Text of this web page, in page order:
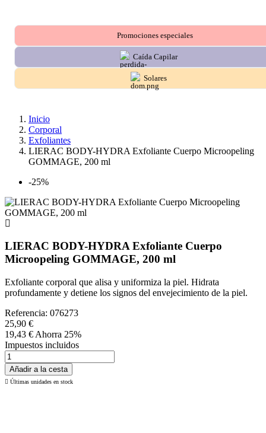
Promociones especiales
Caída Capilar
Solares
Inicio
Corporal
Exfoliantes
LIERAC BODY-HYDRA Exfoliante Cuerpo Microopeling
GOMMAGE, 200 ml
-25%
LIERAC BODY-HYDRA Exfoliante Cuerpo
Microopeling GOMMAGE, 200 ml
Exfoliante corporal que alisa y uniformiza la piel. Hidrata
profundamente y detiene los signos del envejecimiento de la piel.
Referencia: 076273
25,90 €
19,43 € Ahorra 25%
Impuestos incluidos
Añadir a la cesta
 Últimas unidades en stock